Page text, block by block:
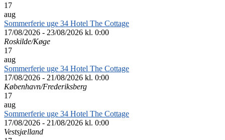
17
aug
Sommerferie uge 34 Hotel The Cottage
17/08/2026 - 23/08/2026 kl. 0:00
Roskilde/Køge
17
aug
Sommerferie uge 34 Hotel The Cottage
17/08/2026 - 21/08/2026 kl. 0:00
København/Frederiksberg
17
aug
Sommerferie uge 34 Hotel The Cottage
17/08/2026 - 21/08/2026 kl. 0:00
Vestsjælland